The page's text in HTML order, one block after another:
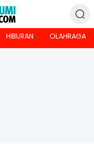
HIBURAN OLAHRAGA